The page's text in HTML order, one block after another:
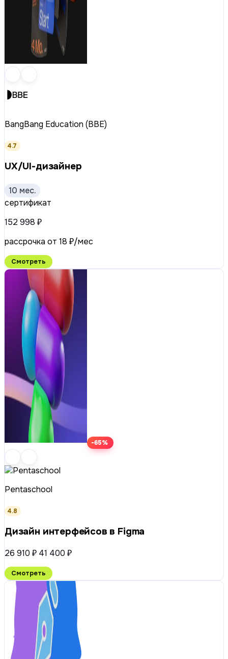
BangBang Education (BBE)
4.7
UX/UI-дизайнер
10 мес.
сертификат
152 998 ₽
рассрочка от 18 ₽/мес
Смотреть
-65%
Pentaschool
4.8
Дизайн интерфейсов в Figma
26 910 ₽ 41 400 ₽
Смотреть